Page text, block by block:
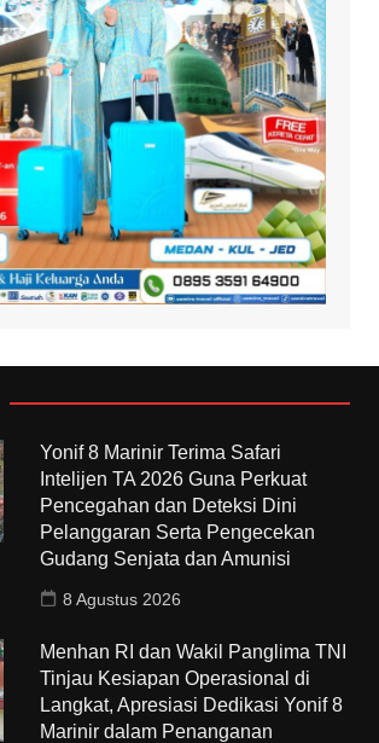
Yonif 8 Marinir Terima Safari
Intelijen TA 2026 Guna Perkuat
Pencegahan dan Deteksi Dini
Pelanggaran Serta Pengecekan
Gudang Senjata dan Amunisi
8 Agustus 2026
Menhan RI dan Wakil Panglima TNI
Tinjau Kesiapan Operasional di
Langkat, Apresiasi Dedikasi Yonif 8
Marinir dalam Penanganan